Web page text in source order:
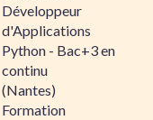
Développeur
d'Applications
Python - Bac+3 en
continu
(Nantes)
Formation